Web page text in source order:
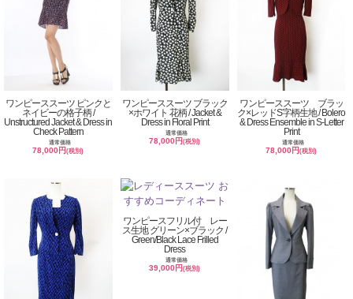
ワンピーススーツ ピンクと
ネイビーの格子柄 /
Unstructured Jacket & Dress in
Check Pattern
通常価格
78,000円(税別)
ワンピーススーツ ブラック
×ホワイト 花柄 / Jacket &
Dress in Floral Print
通常価格
78,000円(税別)
ワンピーススーツ ブラッ
ク×レッドS字柄生地 / Bolero
& Dress Ensemble in S-Letter
Print
通常価格
78,000円(税別)
ワンピースフリル付 レー
ス生地 グリーン×ブラック /
Green/Black Lace Frilled
Dress
通常価格
39,000円(税別)